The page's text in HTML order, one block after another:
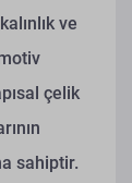
ve
çelik
sahiptir.